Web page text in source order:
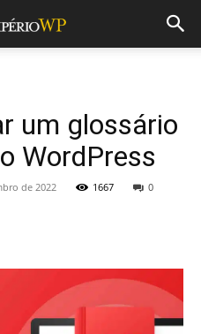
um glossário
WordPress
de 2022 1667 0